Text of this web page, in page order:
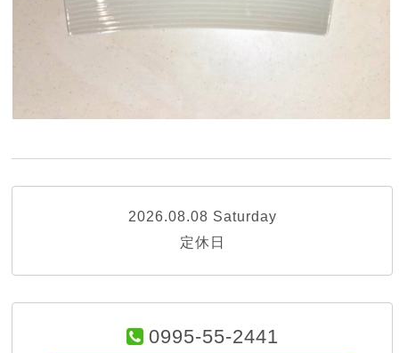
2026.08.08 Saturday
定休日
0995-55-2441